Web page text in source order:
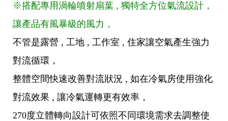
※搭配專用渦輪噴射扇葉 , 獨特全方位氣流設計，
讓產品有風暴級的風力，
不管是露營 , 工地 , 工作室 , 住家讓空氣產生強力
對流循環，
整體空間快速改善對流狀況 , 如在冷氣房使用強化
對流效果 , 讓冷氣運轉更有效率，
270度立體轉向設計可依照不同環境需求去調整使